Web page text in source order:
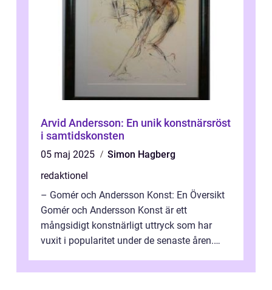
Arvid Andersson: En unik konstnärsröst
i samtidskonsten
05 maj 2025
Simon Hagberg
redaktionel
– Gomér och Andersson Konst: En Översikt
Gomér och Andersson Konst är ett
mångsidigt konstnärligt uttryck som har
vuxit i popularitet under de senaste åren.